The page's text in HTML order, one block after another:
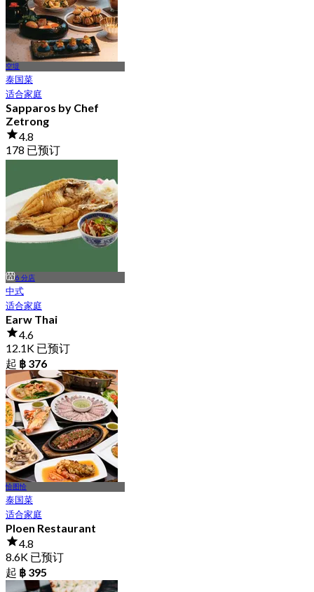
空堤
泰国菜
适合家庭
Sapparos by Chef
Zetrong
4.8
178 已预订
6 分店
中式
适合家庭
Earw Thai
4.6
12.1K 已预订
起 ฿ 376
恰图恰
泰国菜
适合家庭
Ploen Restaurant
4.8
8.6K 已预订
起 ฿ 395